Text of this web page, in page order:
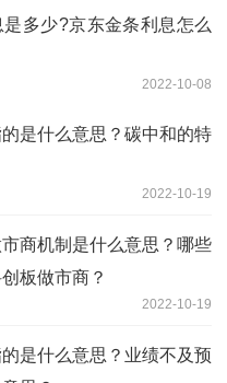
多少?京东金条利息怎么
2022-10-08
是什么意思？碳中和的特
2022-10-19
商机制是什么意思？哪些
板做市商？
2022-10-19
是什么意思？业绩不及预